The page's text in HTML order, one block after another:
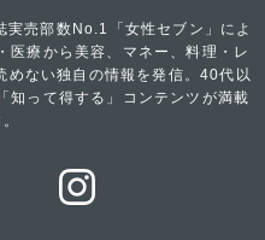
実売部数No.1「女性セブン」によ
医療から美容、マネー、料理・レ
めない独自の情報を発信。40代以
知って得する」コンテンツが満載